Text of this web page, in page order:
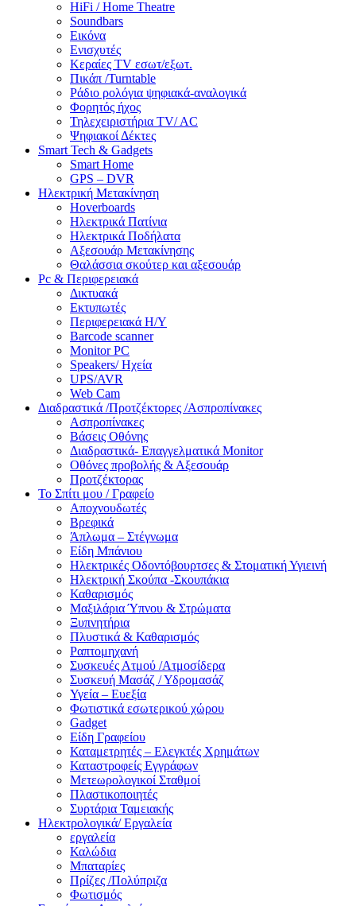
HiFi / Home Theatre
Soundbars
Εικόνα
Ενισχυτές
Κεραίες TV εσωτ/εξωτ.
Πικάπ /Turntable
Ράδιο ρολόγια ψηφιακά-αναλογικά
Φορητός ήχος
Τηλεχειριστήρια TV/ AC
Ψηφιακοί Δέκτες
Smart Tech & Gadgets
Smart Home
GPS – DVR
Ηλεκτρική Μετακίνηση
Hoverboards
Ηλεκτρικά Πατίνια
Ηλεκτρικά Ποδήλατα
Αξεσουάρ Μετακίνησης
Θαλάσσια σκούτερ και αξεσουάρ
Pc & Περιφερειακά
Δικτυακά
Εκτυπωτές
Περιφερειακά Η/Υ
Barcode scanner
Monitor PC
Speakers/ Ηχεία
UPS/AVR
Web Cam
Διαδραστικά /Προτζέκτορες /Ασπροπίνακες
Ασπροπίνακες
Βάσεις Οθόνης
Διαδραστικά- Επαγγελματικά Monitor
Οθόνες προβολής & Αξεσουάρ
Προτζέκτορας
Το Σπίτι μου / Γραφείο
Αποχνουδωτές
Βρεφικά
Άπλωμα – Στέγνωμα
Είδη Μπάνιου
Ηλεκτρικές Οδοντόβουρτσες & Στοματική Υγιεινή
Ηλεκτρική Σκούπα -Σκουπάκια
Καθαρισμός
Μαξιλάρια Ύπνου & Στρώματα
Ξυπνητήρια
Πλυστικά & Καθαρισμός
Ραπτομηχανή
Συσκευές Ατμού /Ατμοσίδερα
Συσκευή Μασάζ / Υδρομασάζ
Υγεία – Ευεξία
Φωτιστικά εσωτερικού χώρου
Gadget
Είδη Γραφείου
Καταμετρητές – Ελεγκτές Χρημάτων
Καταστροφείς Εγγράφων
Μετεωρολογικοί Σταθμοί
Πλαστικοποιητές
Συρτάρια Ταμειακής
Ηλεκτρολογικά/ Εργαλεία
εργαλεία
Καλώδια
Μπαταρίες
Πρίζες /Πολύπριζα
Φωτισμός